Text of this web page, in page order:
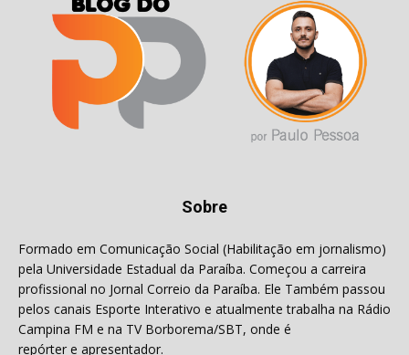
Sobre
Formado em Comunicação Social (Habilitação em jornalismo)
pela Universidade Estadual da Paraíba. Começou a carreira
profissional no Jornal Correio da Paraíba. Ele Também passou
pelos canais Esporte Interativo e atualmente trabalha na Rádio
Campina FM e na TV Borborema/SBT, onde é
repórter e apresentador.